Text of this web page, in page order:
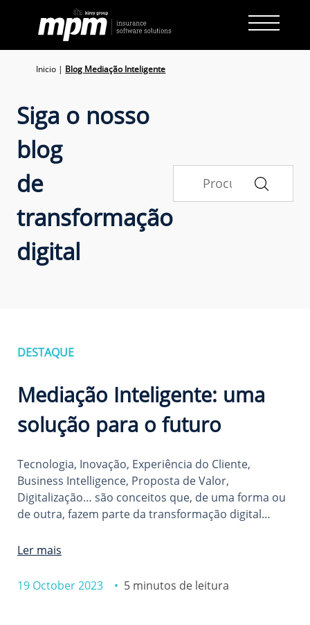
content
Inicio | Blog Mediação Inteligente
Siga o nosso
blog
de
transformação
digital
DESTAQUE
Mediação Inteligente: uma
solução para o futuro
Tecnologia, Inovação, Experiência do Cliente,
Business Intelligence, Proposta de Valor,
Digitalização… são conceitos que, de uma forma ou
de outra, fazem parte da transformação digital…
Ler mais
19 October 2023 • 5 minutos de leitura